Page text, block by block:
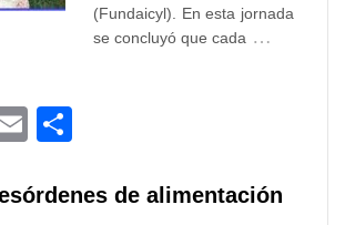
(Fundaicyl). En esta jornada
se concluyó que cada …
Email
de alimentación